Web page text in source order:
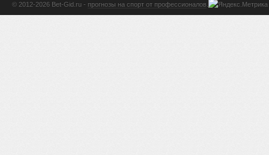
© 2012-2026 Bet-Gid.ru - прогнозы на спорт от профессионалов